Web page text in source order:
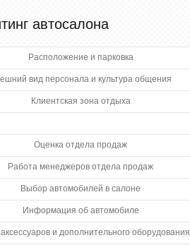
автосалона
Расположение и парковка
вид персонала и культура общения
Клиентская зона отдыха
Оценка отдела продаж
Работа менеджеров отдела продаж
Выбор автомобилей в салоне
Информация об автомобиле
и дополнительного оборудования